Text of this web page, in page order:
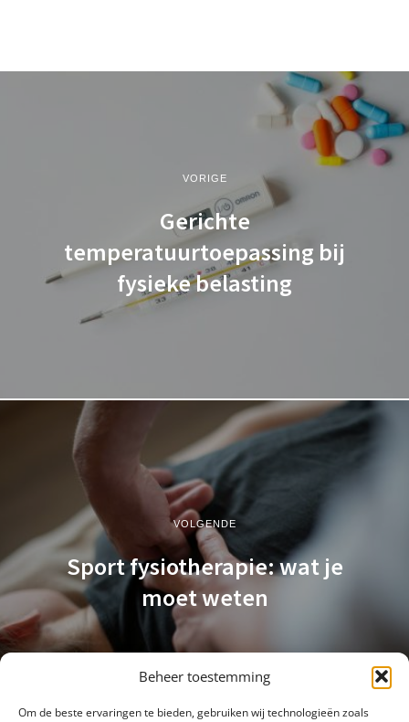
Beheer toestemming
Om de beste ervaringen te bieden, gebruiken wij technologieën zoals
VORIGE
Gerichte
temperatuurtoepassing bij
fysieke belasting
VOLGENDE
Sport fysiotherapie: wat je
moet weten